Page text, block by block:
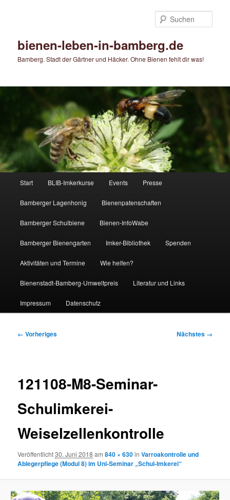
bienen-leben-in-bamberg.de
Bamberg. Stadt der Gärtner und Häcker. Ohne Bienen fehlt dir was!
Start BLIB-Imkerkurse Events Presse
Bamberger Lagenhonig Bienenpatenschaften
Bamberger Schulbiene Bienen-InfoWabe
Bamberger Bienengarten Imker-Bibliothek Spenden
Aktivitäten und Termine Wie helfen?
Bienenstadt-Bamberg-Umweltpreis Literatur und Links
Impressum Datenschutz
Bilder-
← Vorheriges Nächstes →
121108-M8-Seminar-
Schulimkerei-
Weiselzellenkontrolle
Veröffentlicht30. Juni 2018 am840 × 630inVarroakontrolle und
Ablegerpflege (Modul 8) im Uni-Seminar „Schul-Imkerei“